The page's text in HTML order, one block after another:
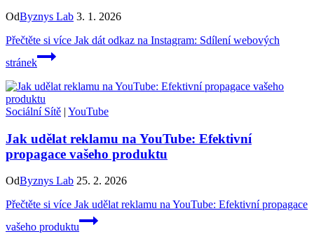
OdByznys Lab 3. 1. 2026
Přečtěte si více Jak dát odkaz na Instagram: Sdílení webových
stránek
Sociální Sítě | YouTube
Jak udělat reklamu na YouTube: Efektivní
propagace vašeho produktu
OdByznys Lab 25. 2. 2026
Přečtěte si více Jak udělat reklamu na YouTube: Efektivní propagace
vašeho produktu